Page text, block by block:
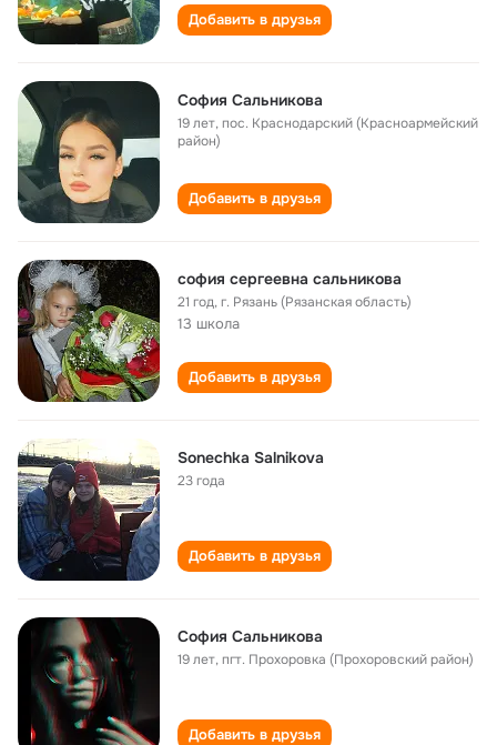
Добавить в друзья
София Сальникова
19 лет,пос. Краснодарский (Красноармейский
район)
Добавить в друзья
софия сергеевна сальникова
21 год,г. Рязань (Рязанская область)
13 школа
Добавить в друзья
Sonechka Salnikova
23 года
Добавить в друзья
София Сальникова
19 лет,пгт. Прохоровка (Прохоровский район)
Добавить в друзья